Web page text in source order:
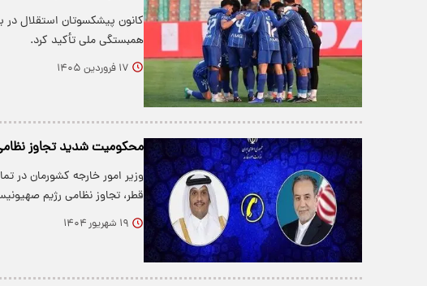
کانون پیشکسوتان استقلال در
همبستگی ملی تأکید کرد.
۱۷ فروردین ۱۴۰۵
محکومیت شدید تجاوز
وزیر امور خارجه کشورمان در
قطر، تجاوز نظامی رژیم
۱۹ شهریور ۱۴۰۴